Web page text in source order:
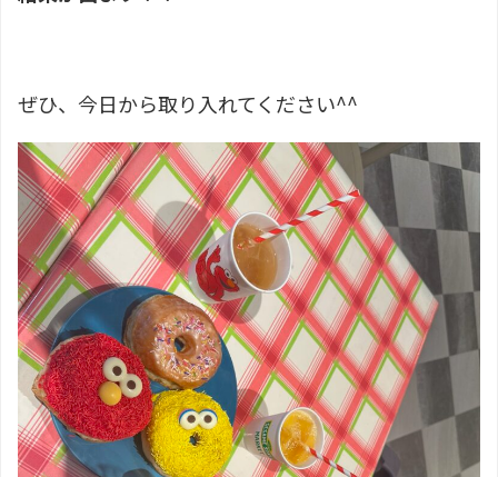
ぜひ、今日から取り入れてください^^